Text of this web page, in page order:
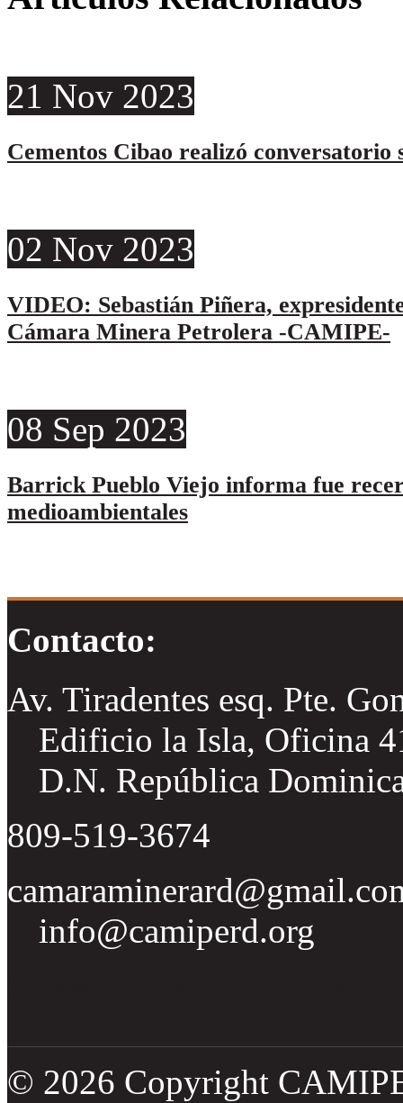
21 Nov 2023
Cementos Cibao realizó conversatorio
02 Nov 2023
VIDEO: Sebastián Piñera,
Cámara Minera Petrolera -CAMIPE-
08 Sep 2023
Barrick Pueblo Viejo informa fue
medioambientales
Contacto:
Av. Tiradentes esq. Pte.
Edificio la Isla, Oficina
D.N. República
809-519-3674
info@camiperd.org
© 2026 Copyright